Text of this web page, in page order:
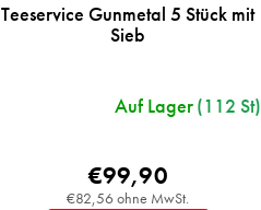
Teeservice Gunmetal 5 Stück mit
Sieb
Auf Lager(112 St)
€82,56 ohne MwSt.
€99,90